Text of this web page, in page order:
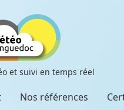
et suivi en temps réel
Nos références